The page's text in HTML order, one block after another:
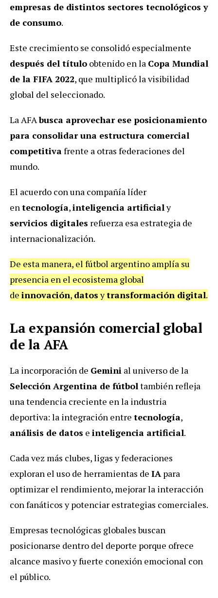
empresas de distintos sectores tecnológicos y
de consumo.
Este crecimiento se consolidó especialmente
después del título obtenido en la Copa Mundial
de la FIFA 2022, que multiplicó la visibilidad
global del seleccionado.
La AFAbusca aprovechar ese posicionamiento
para consolidar una estructura comercial
competitivafrente a otras federaciones del
mundo.
El acuerdo con una compañía líder
entecnología,inteligencia artificialy
servicios digitales refuerza esa estrategia de
internacionalización.
De esta manera, el fútbol argentino amplía su
presencia en el ecosistema global
de innovación, datosytransformación digital.
La expansión comercial global
de la AFA
La incorporación de Gemini al universo de la
Selección Argentina de fútboltambién refleja
una tendencia creciente en la industria
deportiva: la integración entre tecnología,
análisis de datos e inteligencia artificial.
Cada vez más clubes, ligas y federaciones
exploran el uso de herramientas de IA para
optimizar el rendimiento, mejorar la interacción
con fanáticos y potenciar estrategias comerciales.
Empresas tecnológicas globales buscan
posicionarse dentro del deporte porque ofrece
alcance masivo y fuerte conexión emocional con
el público.